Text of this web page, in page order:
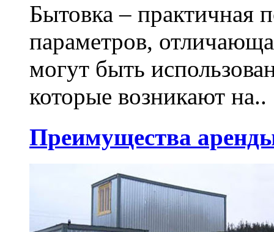
Бытовка – практичная
параметров,
могут быть
которые возникают на..
Преимущества